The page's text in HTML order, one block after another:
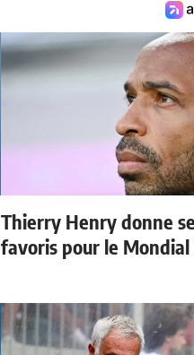
Thierry Henry donne
favoris pour le Mondial